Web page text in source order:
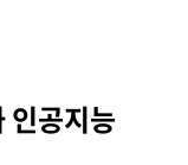
인공지능